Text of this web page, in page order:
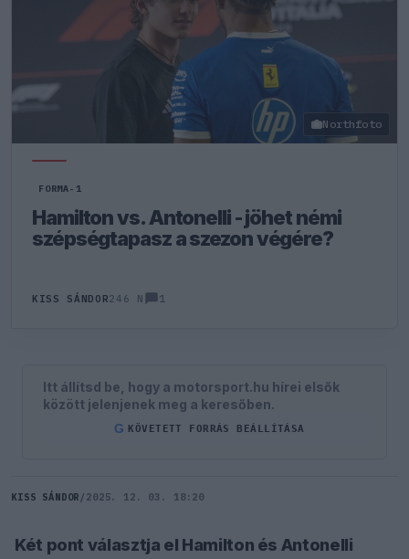
Northfoto
FORMA-1
Hamilton vs. Antonelli - jöhet némi
szépségtapasz a szezon végére?
KISS SÁNDOR246 N 1
Itt állítsd be, hogy a motorsport.hu hírei elsők
között jelenjenek meg a keresőben.
G KÖVETETT FORRÁS BEÁLLÍTÁSA
KISS SÁNDOR / 2025. 12. 03. 18:20
Két pont választja el Hamilton és Antonelli